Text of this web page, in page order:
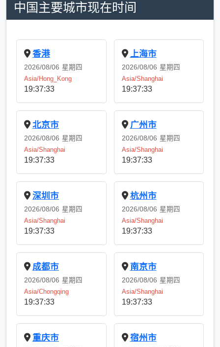
中国主要城市现在时间
香港
2026/08/06 星期四
Asia/Hong_Kong
19:37:33
上海市
2026/08/06 星期四
Asia/Shanghai
19:37:33
北京市
2026/08/06 星期四
Asia/Shanghai
19:37:33
广州市
2026/08/06 星期四
Asia/Shanghai
19:37:33
深圳市
2026/08/06 星期四
Asia/Shanghai
19:37:33
杭州市
2026/08/06 星期四
Asia/Shanghai
19:37:33
成都市
2026/08/06 星期四
Asia/Chongqing
19:37:33
南京市
2026/08/06 星期四
Asia/Shanghai
19:37:33
重庆市 宿州市